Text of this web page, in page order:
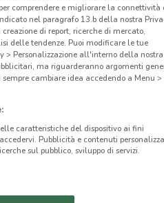
9.1 km
Geox,
è
scarpa che
migliorare
risultati per
comprendere e migliorare la connettività
nel paragrafo 13.b della nostra
di report, ricerche di mercato,
delle tendenze. Puoi modificare le tue
> Personalizzazione all'interno della nostra
ma riguarderanno argomenti
cambiare idea accedendo a Menu >
caratteristiche del dispositivo ai fini
Pubblicità e contenuti
sul pubblico, sviluppo di servizi.